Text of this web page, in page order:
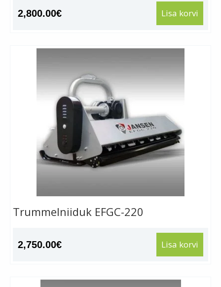
2,800.00€ Lisa korvi
Trummelniiduk EFGC-220
2,750.00€ Lisa korvi